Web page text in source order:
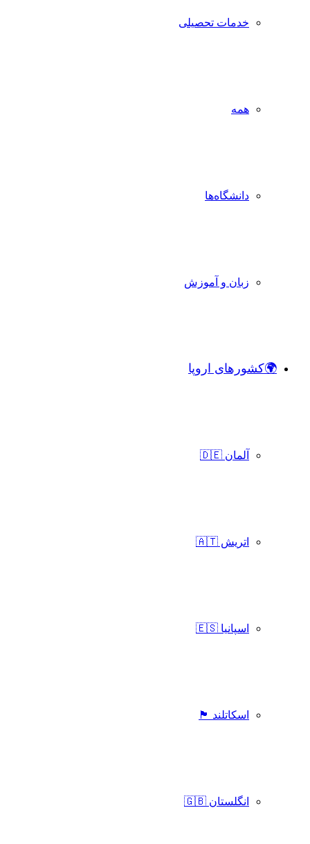
خدمات تحصیلی
همه
دانشگاه‌ها
زبان و آموزش
🌍کشورهای اروپا
آلمان 🇩🇪
اتریش 🇦🇹
اسپانیا 🇪🇸
اسکاتلند 🏴󠁧󠁢󠁳󠁣󠁴󠁿
انگلستان 🇬🇧